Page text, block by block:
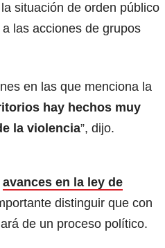
situación de orden público
a las acciones de grupos
en las que menciona la
hay hechos muy
la violencia”, dijo.
avances en la ley de
distinguir que con
de un proceso político.